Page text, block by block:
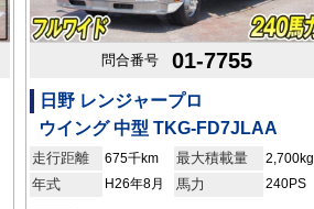
問合番号 01-7755
日野 レンジャープロ
ウイング 中型 TKG-FD7JLAA
走行距離 675千km 最大積載量 2,700kg
年式 H26年8月 馬力 240PS